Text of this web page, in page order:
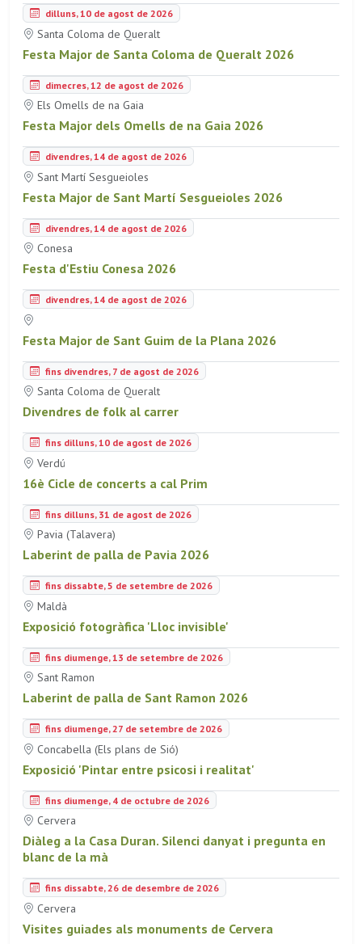
dilluns, 10 de agost de 2026
Santa Coloma de Queralt
Festa Major de Santa Coloma de Queralt 2026
dimecres, 12 de agost de 2026
Els Omells de na Gaia
Festa Major dels Omells de na Gaia 2026
divendres, 14 de agost de 2026
Sant Martí Sesgueioles
Festa Major de Sant Martí Sesgueioles 2026
divendres, 14 de agost de 2026
Conesa
Festa d'Estiu Conesa 2026
divendres, 14 de agost de 2026
Festa Major de Sant Guim de la Plana 2026
fins divendres, 7 de agost de 2026
Santa Coloma de Queralt
Divendres de folk al carrer
fins dilluns, 10 de agost de 2026
Verdú
16è Cicle de concerts a cal Prim
fins dilluns, 31 de agost de 2026
Pavia (Talavera)
Laberint de palla de Pavia 2026
fins dissabte, 5 de setembre de 2026
Maldà
Exposició fotogràfica 'Lloc invisible'
fins diumenge, 13 de setembre de 2026
Sant Ramon
Laberint de palla de Sant Ramon 2026
fins diumenge, 27 de setembre de 2026
Concabella (Els plans de Sió)
Exposició 'Pintar entre psicosi i realitat'
fins diumenge, 4 de octubre de 2026
Cervera
Diàleg a la Casa Duran. Silenci danyat i pregunta en
blanc de la mà
fins dissabte, 26 de desembre de 2026
Cervera
Visites guiades als monuments de Cervera